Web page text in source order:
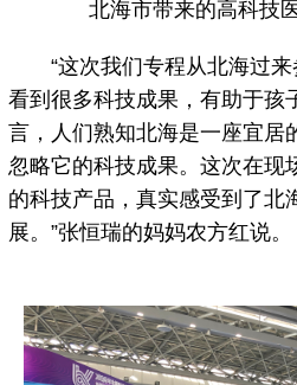
北海市带来的高科技医
“这次我们专程从北海过来
看到很多科技成果，有助于孩
言，人们熟知北海是一座宜居
忽略它的科技成果。这次在现
的科技产品，真实感受到了北
展。”张恒瑞的妈妈农方红说。